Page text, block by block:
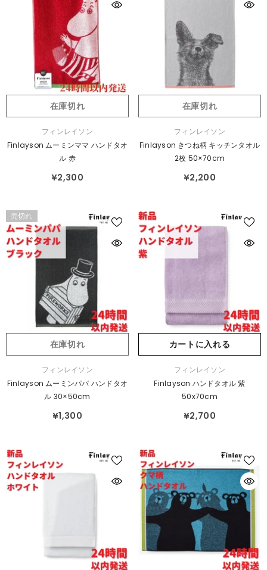
在庫切れ
売
フィンレイソン
Finlayson ムーミンママ ハンドタオ
ル 赤
¥2,300
在庫切れ
売
フィンレイソン
Finlayson きつね柄 キッチンタオル
2枚 50×70cm
¥2,200
売切れ
在庫切れ
売
フィンレイソン
Finlayson ムーミンパパ ハンドタオ
ル 30×50cm
¥1,300
カートに入れる
フィンレイソン
Finlayson ハンドタオル 紫
50x70cm
¥2,700